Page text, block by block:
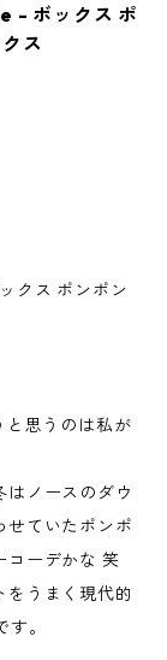
- ボックス ポ
ス
クス ポンポン
と思うのは私が
ノースのダウ
せていたポンポ
コーデかな 笑
をうまく現代的
。